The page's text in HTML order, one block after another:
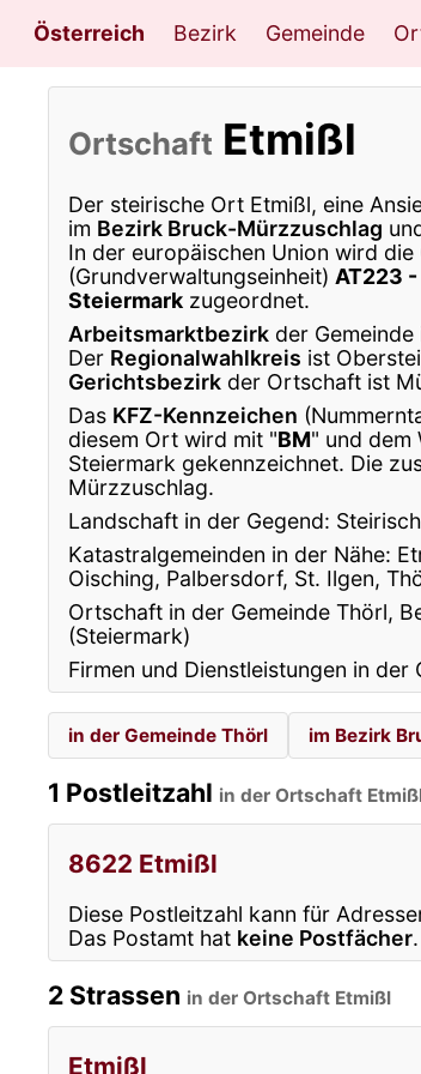
Österreich Bezirk Gemeinde
Ortschaft Etmißl
Der steirische Ort Etmißl, eine
im Bezirk Bruck-Mürzzuschlag
In der europäischen Union wird
(Grundverwaltungseinheit) AT223
Steiermark zugeordnet.
Arbeitsmarktbezirk der
Der Regionalwahlkreis ist
Gerichtsbezirk der Ortschaft ist
Das KFZ-Kennzeichen
diesem Ort wird mit "BM" und dem
Steiermark gekennzeichnet. Die
Mürzzuschlag.
Landschaft in der Gegend:
Katastralgemeinden in der Nähe:
Oisching, Palbersdorf, St. Ilgen,
Ortschaft in der Gemeinde Thörl,
(Steiermark)
Firmen und Dienstleistungen in
in der Gemeinde Thörl im Bezirk
1 Postleitzahl in der Ortschaft
8622 Etmißl
Diese Postleitzahl kann für
Das Postamt hat keine Postfächer.
2 Strassen in der Ortschaft Etmißl
Etmißl